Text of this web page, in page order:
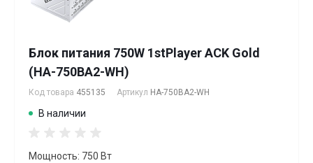
Блок питания 750W 1stPlayer ACK Gold
(HA-750BA2-WH)
Код товара 455135 Артикул HA-750BA2-WH
В наличии
Мощность: 750 Вт